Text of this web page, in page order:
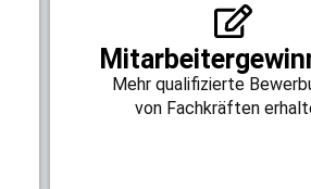
Mehr qualifizierte
von Fachkräften